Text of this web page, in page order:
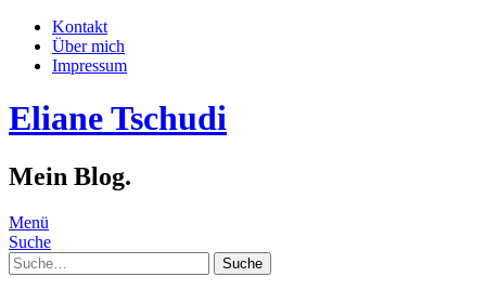
Kontakt
Über mich
Impressum
Eliane Tschudi
Mein Blog.
Menü
Suche
Suche